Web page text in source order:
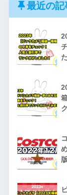
最近の記
版